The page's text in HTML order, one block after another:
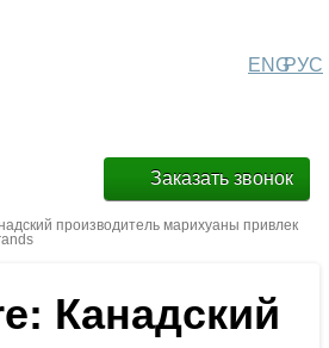
РУС
ENG
Заказать звонок
производитель марихуаны привлек
Канадский